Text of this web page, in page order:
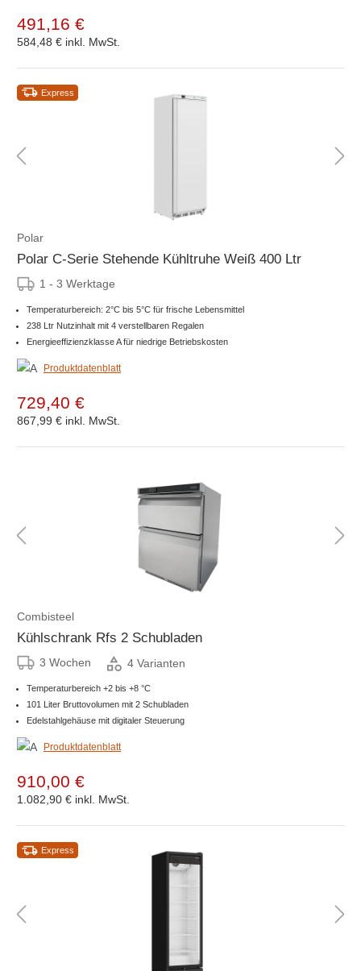
491,16 €
584,48 € inkl. MwSt.
Express
Polar
Polar C-Serie Stehende Kühltruhe Weiß 400 Ltr
1 - 3 Werktage
Temperaturbereich: 2°C bis 5°C für frische Lebensmittel
238 Ltr Nutzinhalt mit 4 verstellbaren Regalen
Energieeffizienzklasse A für niedrige Betriebskosten
Produktdatenblatt
729,40 €
867,99 € inkl. MwSt.
Combisteel
Kühlschrank Rfs 2 Schubladen
3 Wochen 4 Varianten
Temperaturbereich +2 bis +8 °C
101 Liter Bruttovolumen mit 2 Schubladen
Edelstahlgehäuse mit digitaler Steuerung
Produktdatenblatt
910,00 €
1.082,90 € inkl. MwSt.
Express